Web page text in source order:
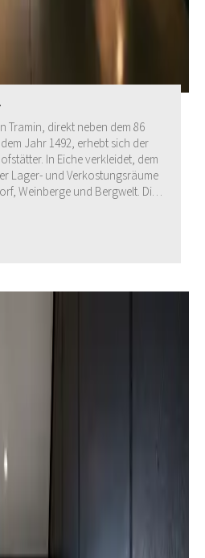
Tramin, direkt neben dem 86
Jahr 1492, erhebt sich der
In Eiche verkleidet, dem
Lager- und Verkostungsräume
Weinberge und Bergwelt. Die
Statement aus